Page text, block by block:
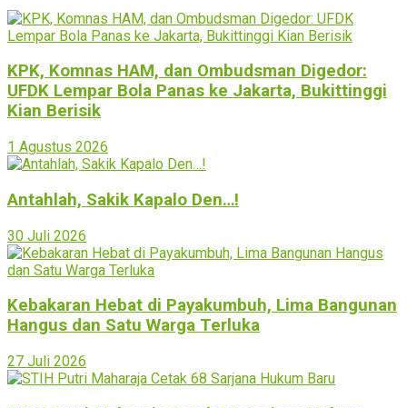
KPK, Komnas HAM, dan Ombudsman Digedor:
UFDK Lempar Bola Panas ke Jakarta, Bukittinggi
Kian Berisik
1 Agustus 2026
Antahlah, Sakik Kapalo Den…!
30 Juli 2026
Kebakaran Hebat di Payakumbuh, Lima Bangunan
Hangus dan Satu Warga Terluka
27 Juli 2026